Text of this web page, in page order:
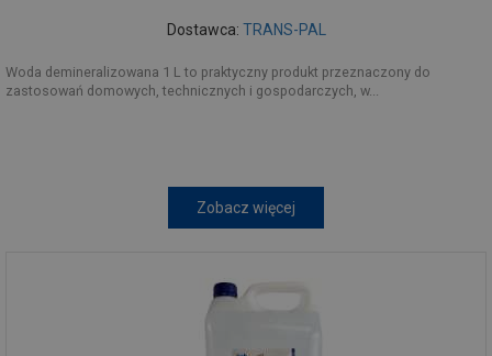
Dostawca: TRANS-PAL
Woda demineralizowana 1 L to praktyczny produkt przeznaczony do
zastosowań domowych, technicznych i gospodarczych, w...
Zobacz więcej